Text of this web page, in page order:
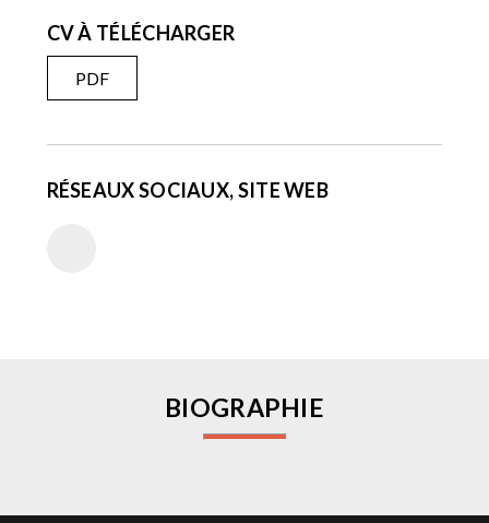
CV À TÉLÉCHARGER
PDF
RÉSEAUX SOCIAUX, SITE WEB
BIOGRAPHIE